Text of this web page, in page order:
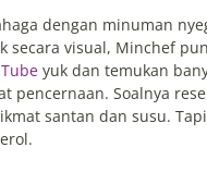
dengan minuman
secara visual, Minchef
yuk dan temukan
pencernaan. Soalnya
santan dan susu. Tapi